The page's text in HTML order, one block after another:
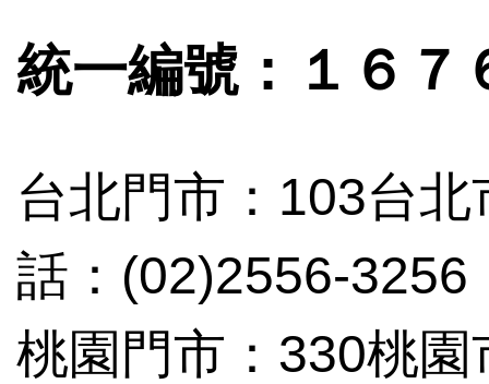
統一編號：１６７
台北門市：103台
話：(02)2556-3256
桃園門市：330桃